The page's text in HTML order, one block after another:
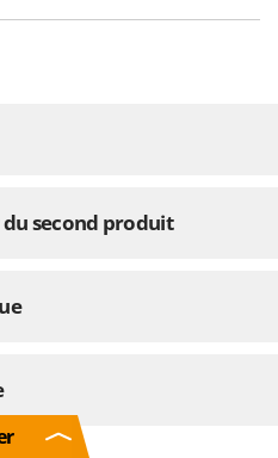
du second produit